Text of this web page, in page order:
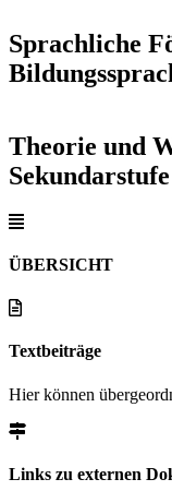
Sprachliche
Theorie und
ÜBERSICHT
Textbeiträge
Hier können
Links zu externen